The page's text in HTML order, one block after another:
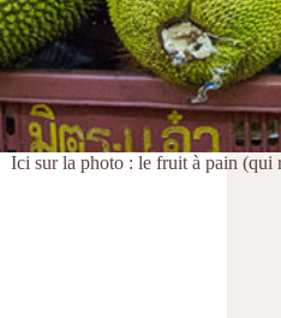
Ici sur la photo : le fruit à pain (qui